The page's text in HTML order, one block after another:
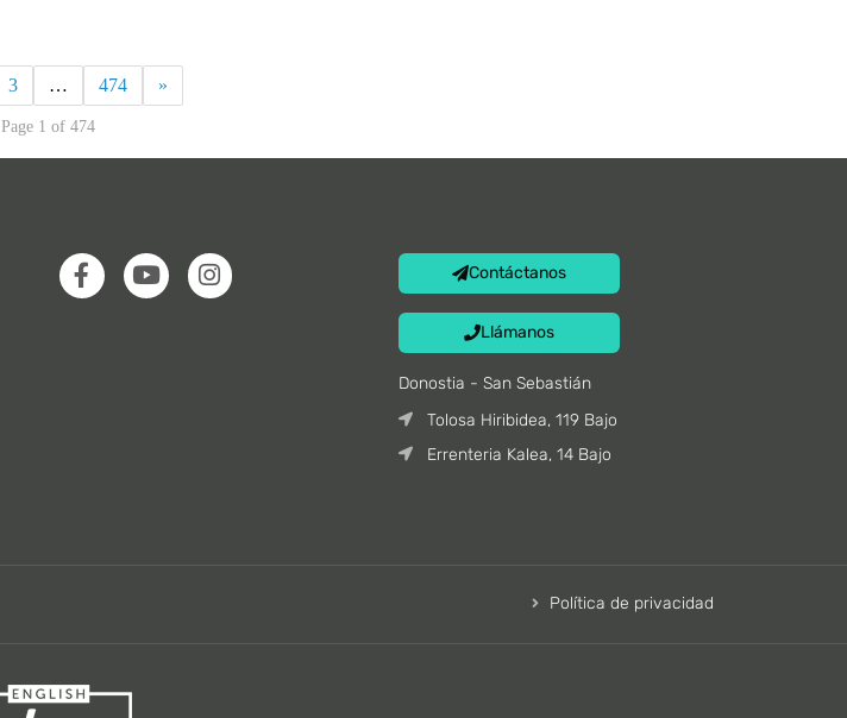
3 … 474 »
Page 1 of 474
Contáctanos
Llámanos
Donostia - San Sebastián
Tolosa Hiribidea, 119 Bajo
Errenteria Kalea, 14 Bajo
Política de privacidad